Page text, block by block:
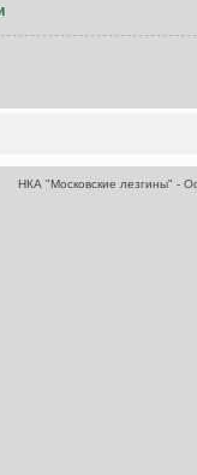
НКА "Московские лезгины" -